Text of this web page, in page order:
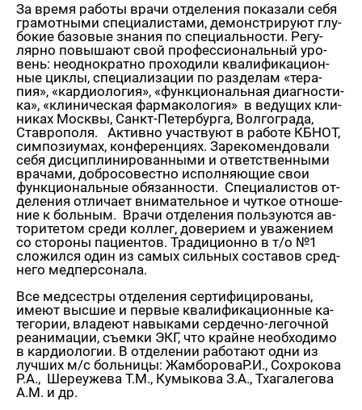
За время ра­бо­ты врачи от­де­ле­ния по­ка­за­ли себя
гра­мот­ны­ми спе­ци­а­ли­ста­ми, де­мон­стри­ру­ют глу­
бо­кие ба­зо­вые зна­ния по спе­ци­аль­но­сти. Ре­гу­
ляр­но по­вы­ша­ют свой про­фес­си­о­наль­ный уро­
вень: неод­но­крат­но про­хо­ди­ли ква­ли­фи­ка­ци­он­
ные циклы, спе­ци­а­ли­за­ции по раз­де­лам «те­ра­
пия», «кар­дио­ло­гия», «функ­ци­о­наль­ная ди­а­гно­сти­
ка», «кли­ни­че­ская фар­ма­ко­ло­гия» в ве­ду­щих кли­
ни­ках Моск­вы, Санкт-Пе­тер­бур­га, Вол­го­гра­да,
Став­ро­по­ля. Ак­тив­но участ­ву­ют в ра­бо­те КБНОТ,
сим­по­зи­у­мах, кон­фе­рен­ци­ях. За­ре­ко­мен­до­ва­ли
себя дис­ци­пли­ни­ро­ван­ны­ми и от­вет­ствен­ны­ми
вра­ча­ми, доб­ро­со­вест­но ис­пол­ня­ю­щие свои
функ­ци­о­наль­ные обя­зан­но­сти. Спе­ци­а­ли­стов от­
де­ле­ния от­ли­ча­ет вни­ма­тель­ное и чут­кое от­но­ше­
ние к боль­ным. Врачи от­де­ле­ния поль­зу­ют­ся ав­
то­ри­те­том среди кол­лег, до­ве­ри­ем и ува­же­ни­ем
со сто­ро­ны па­ци­ен­тов. Тра­ди­ци­он­но в т/о №1
сло­жил­ся один из самых силь­ных со­ста­вов сред­
не­го мед­пер­со­на­ла.
Все мед­сест­ры от­де­ле­ния сер­ти­фи­ци­ро­ва­ны,
имеют выс­шие и пер­вые ква­ли­фи­ка­ци­он­ные ка­
те­го­рии, вла­де­ют на­вы­ка­ми сер­деч­но-ле­гоч­ной
ре­ани­ма­ции, съем­ки ЭКГ, что крайне необ­хо­ди­мо
в кар­дио­ло­гии. В от­де­ле­нии ра­бо­та­ют одни из
луч­ших м/с боль­ни­цы: Жам­бо­ро­ваР.И., Со­хро­ко­ва
Р.А., Ше­ре­у­же­ва Т.М., Ку­мы­ко­ва З.А., Тха­га­ле­го­ва
А.М. и др.